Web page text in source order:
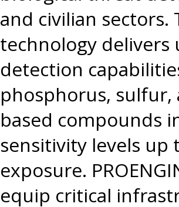
and civilian
technology
detection
phosphorus, sulfur,
based compounds
sensitivity levels up
exposure.
equip critical